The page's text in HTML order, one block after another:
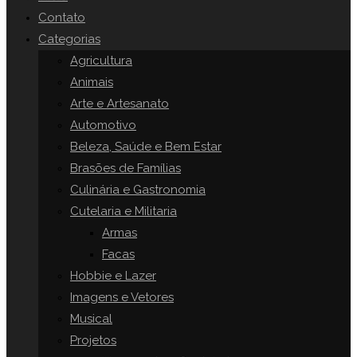
Contato
Categorias
Agricultura
Animais
Arte e Artesanato
Automotivo
Beleza, Saúde e Bem Estar
Brasões de Famílias
Culinária e Gastronomia
Cutelaria e Militaria
Armas
Facas
Hobbie e Lazer
Imagens e Vetores
Musical
Projetos